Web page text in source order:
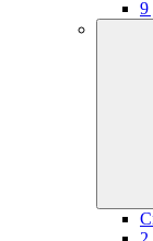
9